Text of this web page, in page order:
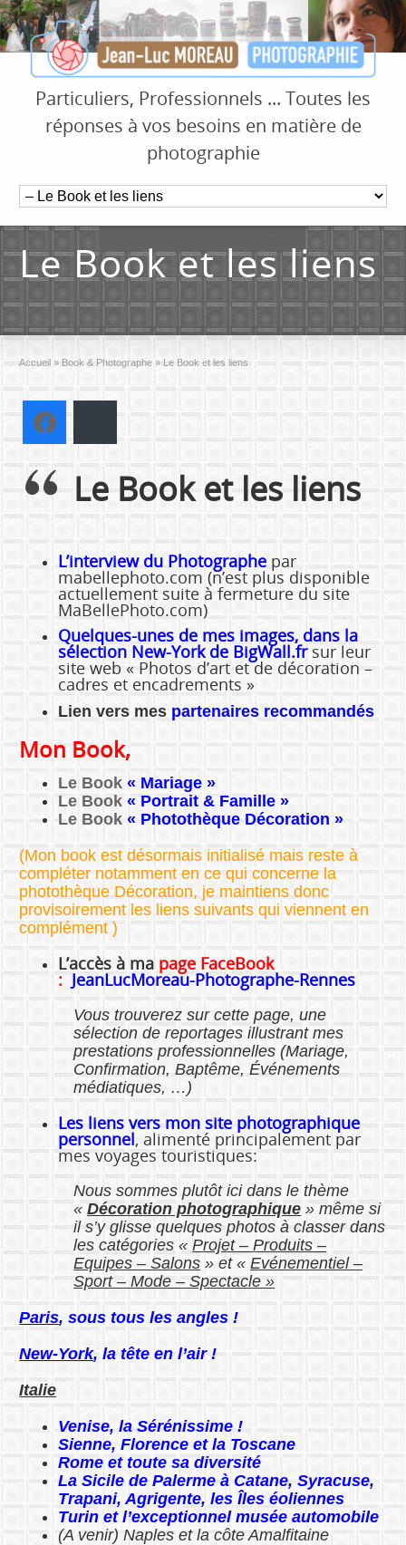
Particuliers, Professionnels ... Toutes les
réponses à vos besoins en matière de
photographie
Le Book et les liens
Accueil » Book & Photographe » Le Book et les liens
Le Book et les liens
L’interview du Photographepar
mabellephoto.com (n’est plus disponible
actuellement suite à fermeture du site
MaBellePhoto.com)
Quelques-unes de mes images, dans la
sélection New-York de BigWall.frsur leur
site web « Photos d’art et de décoration –
cadres et encadrements »
Lien vers mes partenaires recommandés
Mon Book,
Le Book « Mariage »
Le Book « Portrait & Famille »
Le Book « Photothèque Décoration »
(Mon book est désormais initialisé mais reste à
compléter notamment en ce qui concerne la
photothèque Décoration, je maintiens donc
provisoirement les liens suivants qui viennent en
complément )
L’accès à ma page FaceBook
: JeanLucMoreau-Photographe-Rennes
Vous trouverez sur cette page, une
sélection de reportages illustrant mes
prestations professionnelles (Mariage,
Confirmation, Baptême, Événements
médiatiques, …)
Les liens vers mon site photographique
personnel, alimenté principalement par
mes voyages touristiques:
Nous sommes plutôt ici dans le thème
«Décoration photographique » même si
il s’y glisse quelques photos à classer dans
les catégories «Projet – Produits –
Equipes – Salons » et «Evénementiel –
Sport – Mode – Spectacle »
Paris, sous tous les angles !
New-York, la tête en l’air !
Italie
Venise, la Sérénissime !
Sienne, Florence et la Toscane
Rome et toute sa diversité
La Sicile de Palerme à Catane, Syracuse,
Trapani, Agrigente, les Îles éoliennes
Turin et l’exceptionnel musée automobile
(A venir) Naples et la côte Amalfitaine